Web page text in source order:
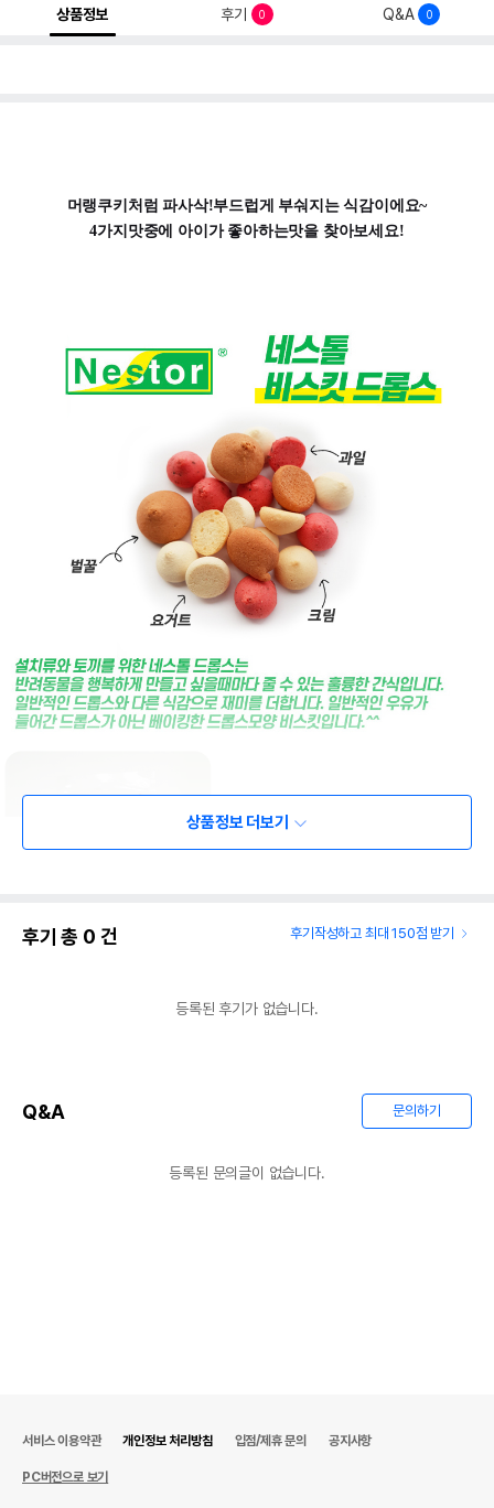
상품정보 후기 0 Q&A 0
머랭쿠키처럼 파사삭!부드럽게 부숴지는 식감이에요~
4가지맛중에 아이가 좋아하는맛을 찾아보세요!
상품정보 더보기
후기 총 0 건 후기작성하고 최대 150점 받기
등록된 후기가 없습니다.
Q&A 문의하기
등록된 문의글이 없습니다.
서비스 이용약관 개인정보 처리방침 입점/제휴 문의 공지사항
PC버전으로 보기